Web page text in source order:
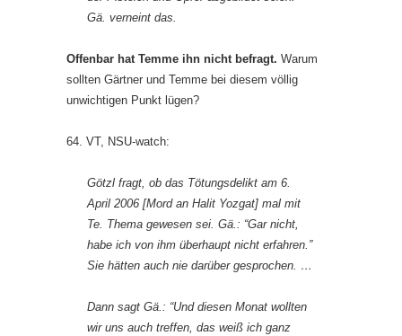
Gä. verneint das.
Offenbar hat Temme ihn nicht befragt. Warum
sollten Gärtner und Temme bei diesem völlig
unwichtigen Punkt lügen?
64. VT, NSU-watch:
Götzl fragt, ob das Tötungsdelikt am 6.
April 2006 [Mord an Halit Yozgat] mal mit
Te. Thema gewesen sei. Gä.: “Gar nicht,
habe ich von ihm überhaupt nicht erfahren.”
Sie hätten auch nie darüber gesprochen. …
Dann sagt Gä.: “Und diesen Monat wollten
wir uns auch treffen, das weiß ich ganz